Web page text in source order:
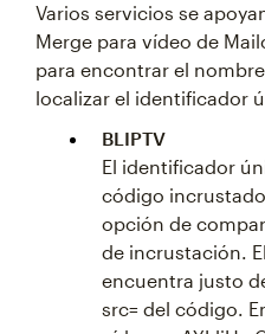
Varios servicios se
Merge para vídeo de
para encontrar el
localizar el identificador
BLIPTV
El identificador
código incrustado
opción de
de incrustación.
encuentra justo
src= del código.